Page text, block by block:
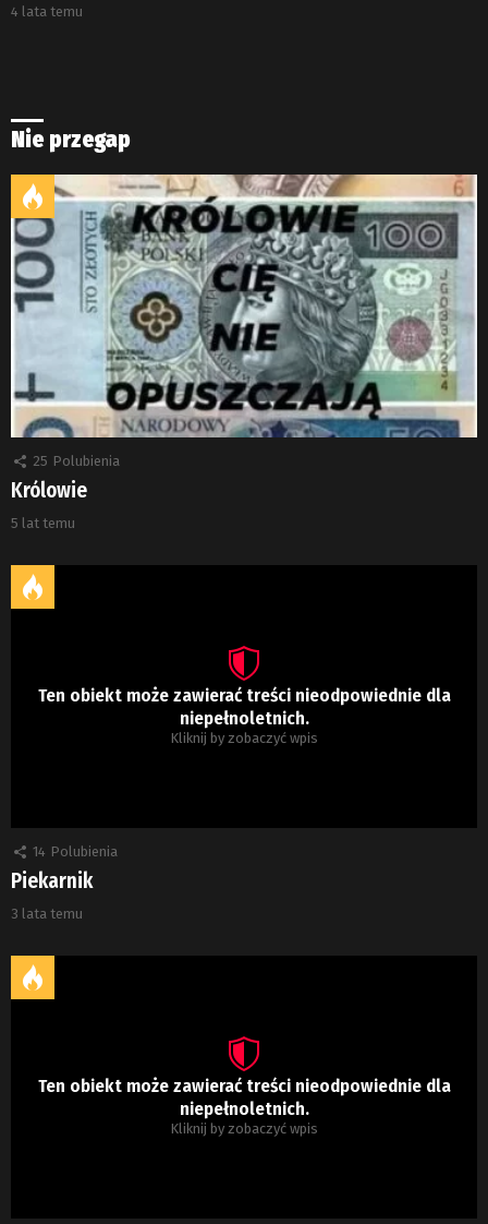
4 lata temu
Nie przegap
25 Polubienia
Królowie
5 lat temu
Ten obiekt może zawierać treści nieodpowiednie dla
niepełnoletnich.
Kliknij by zobaczyć wpis
14 Polubienia
Piekarnik
3 lata temu
Ten obiekt może zawierać treści nieodpowiednie dla
niepełnoletnich.
Kliknij by zobaczyć wpis